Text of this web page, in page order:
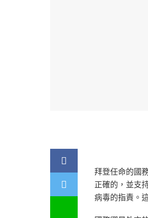
拜登任命的國
正確的，並支
病毒的指責。